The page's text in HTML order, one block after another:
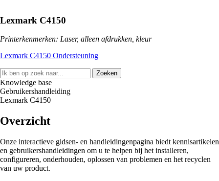
Lexmark C4150
Printerkenmerken: Laser, alleen afdrukken, kleur
Lexmark C4150 Ondersteuning
Zoeken
Knowledge base
Gebruikershandleiding
Lexmark C4150
Overzicht
Onze interactieve gidsen- en handleidingenpagina biedt kennisartikelen
en gebruikershandleidingen om u te helpen bij het installeren,
configureren, onderhouden, oplossen van problemen en het recyclen
van uw product.